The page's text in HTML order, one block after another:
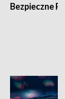
Bezpieczne